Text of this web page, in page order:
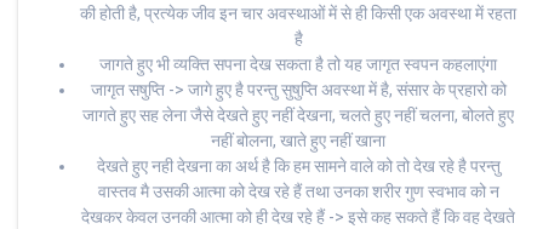
की होती है, प्रत्येक जीव इन चार अवस्थाओं में से ही किसी एक अवस्था में रहता
है
जागते हुए भी व्यक्ति सपना देख सकता है तो यह जागृत स्वपन कहलाएंगा
जागृत सषुप्ति -> जागे हुए है परन्तु सुषुप्ति अवस्था में है, संसार के प्रहारो को
जागते हुए सह लेना जैसे देखते हुए नहीं देखना, चलते हुए नहीं चलना, बोलते हुए
नहीं बोलना, खाते हुए नहीं खाना
देखते हुए नही देखना का अर्थ है कि हम सामने वाले को तो देख रहे है परन्तु
वास्तव मै उसकी आत्मा को देख रहे हैं तथा उनका शरीर गुण स्वभाव को न
देखकर केवल उनकी आत्मा को ही देख रहे हैं -> इसे कह सकते हैं कि वह देखते